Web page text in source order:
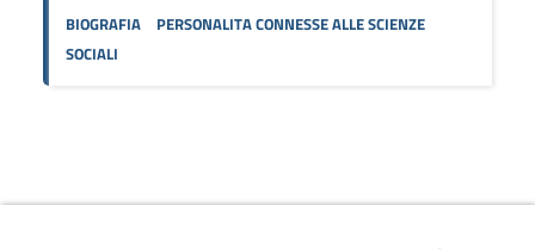
BIOGRAFIA
PERSONALITA CONNESSE ALLE SCIENZE
SOCIALI